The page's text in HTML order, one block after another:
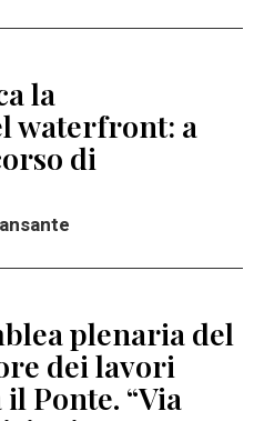
la
waterfront: a
di
plenaria del
dei lavori
Ponte. “Via